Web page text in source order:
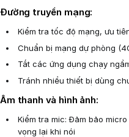
Đường truyền mạng:
Kiểm tra tốc độ mạng, ưu
Chuẩn bị mạng dự phòng
Tắt các ứng dụng chạy
Tránh nhiều thiết bị dùng
Âm thanh và hình ảnh:
Kiểm tra mic: Đảm bảo
vọng lại khi nói